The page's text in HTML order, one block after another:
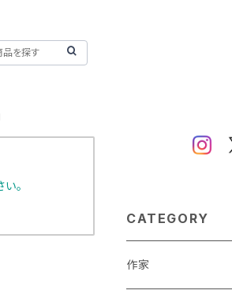
。
CATEGORY
作家